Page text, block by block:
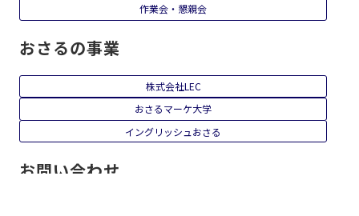
作業会・懇親会
おさるの事業
株式会社LEC
おさるマーケ大学
イングリッシュおさる
お問い合わせ